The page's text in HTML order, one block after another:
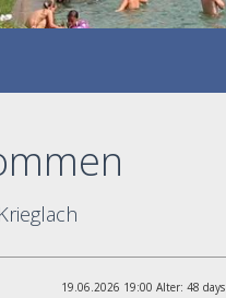
19.06.2026 19:00 Alter: 48 days